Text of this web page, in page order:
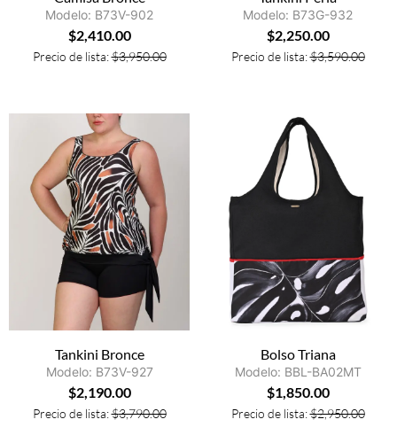
Modelo: B73V-902
$2,410.00
Precio de lista:$3,950.00
Modelo: B73G-932
$2,250.00
Precio de lista:$3,590.00
Tankini Bronce
Modelo: B73V-927
$2,190.00
Precio de lista:$3,790.00
Bolso Triana
Modelo: BBL-BA02MT
$1,850.00
Precio de lista:$2,950.00